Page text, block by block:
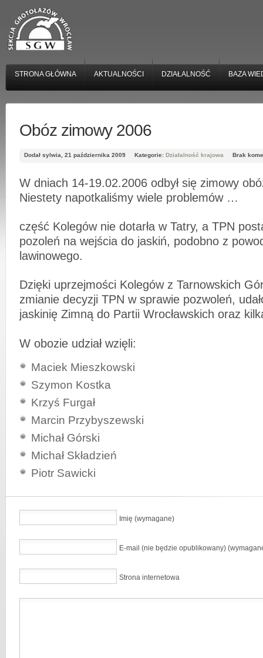
STRONA GŁÓWNA AKTUALNOŚCI DZIAŁALNOŚĆ BAZA
Obóz zimowy 2006
Dodał sylwia, 21 października 2009 Kategorie: Działalność krajowa Brak
W dniach 14-19.02.2006 odbył się zimowy
Niestety napotkaliśmy wiele problemów …
część Kolegów nie dotarła w Tatry, a TPN
pozoleń na wejścia do jaskiń, podobno z
lawinowego.
Dzięki uprzejmości Kolegów z Tarnowskich
zmianie decyzji TPN w sprawie pozwoleń,
jaskinię Zimną do Partii Wrocławskich oraz
W obozie udział wzięli:
Maciek Mieszkowski
Szymon Kostka
Krzyś Furgał
Marcin Przybyszewski
Michał Górski
Michał Składzień
Piotr Sawicki
Imię (wymagane)
E-mail (nie będzie opublikowany)
Strona internetowa